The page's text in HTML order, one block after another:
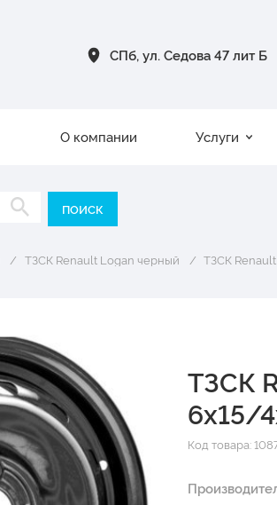
СПб, ул. Седова 47 лит Б
О компании Услуги
ТЗСК Renault Logan черный ТЗСК
ТЗСК
6x15/
Код товара: